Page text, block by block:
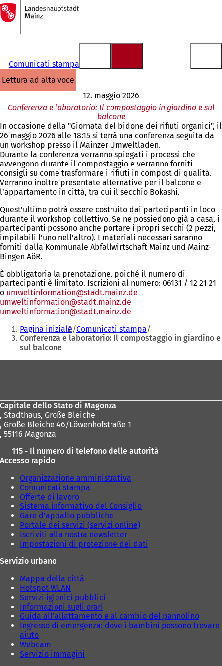
Vai al contenuto
Alla
pagina
iniziale
Comunicati stampa
lettura ad alta voce
12. maggio 2026
Conferenza e laboratorio: Il compostaggio in giardino e sul
balcone
In occasione della "Giornata del bidone dei rifiuti organici", il
26 maggio 2026 alle 18:15 si terrà una conferenza seguita da
un workshop presso il Mainzer Umweltladen.
Durante la conferenza verranno spiegati i processi che
avvengono durante il compostaggio e verranno forniti
consigli su come trasformare i rifiuti in compost di qualità.
Verranno inoltre presentate alternative per il balcone e
l’appartamento in città, tra cui il secchio Bokashi.
Quest'ultimo potrà essere costruito dai partecipanti in loco
durante il workshop collettivo. Se ne possiedono già a casa, i
partecipanti possono anche portare i propri secchi (2 pezzi,
impilabili l'uno nell'altro). I materiali necessari saranno
forniti dalla Kommunale Abfallwirtschaft Mainz und Mainz-
Bingen AöR.
È obbligatoria la prenotazione, poiché il numero di
partecipanti è limitato. Iscrizioni al numero: 06131 / 12 21 21
o umweltinformation@stadt.mainz.de
umweltinformation
stadt.mainz de
umweltinformation
stadt.mainz de
Siete
qui:
Pagina iniziale Comunicati stampa
Conferenza e laboratorio: Il compostaggio in giardino e
sul balcone
Capitale dello Stato di Magonza
, Stadthaus, Große Bleiche
, Große Bleiche 46/Löwenhofstraße 1
, 55116 Magonza
115 - Il numero di telefono delle autorità
Accesso rapido
Organizzazione amministrativa
Comunicati stampa
Offerte di lavoro
Sistema informativo del Consiglio
Gare d'appalto pubbliche
Portale dei servizi (servizi online)
Iscriviti alla nostra newsletter
Impostazioni di protezione dei dati
Servizio urbano
Mappa della città
Hotspot WLAN
Servizi igienici pubblici
Informazioni sugli orari
Guida all'allattamento e al cambio del pannolino
Ingresso di emergenza: dove i bambini possono trovare
aiuto
Webcam
Servizio immagini